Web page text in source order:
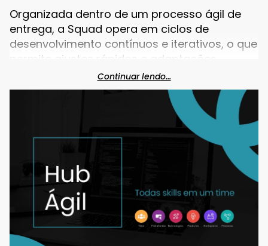
Organizada dentro de um processo ágil de
entrega, a Squad opera em ciclos de
desenvolvimento contínuos e iterativos, o que
permite ajustes rápidos e adaptações
conforme as necessidades evoluem. A equipe
trabalha em um workspace virtual pré-
definido, que facilita a comunicação e a
colaboração, assegurando que todos
estejam sincronizados e que o fluxo de
trabalho seja otimizado, independente da
localização física dos integrantes. Essa
estrutura não apenas fortalece a
produtividade, mas também garante que o
time mantenha o foco na entrega de valor
real para o cliente, com transparência e
flexibilidade.
Continuar lendo...